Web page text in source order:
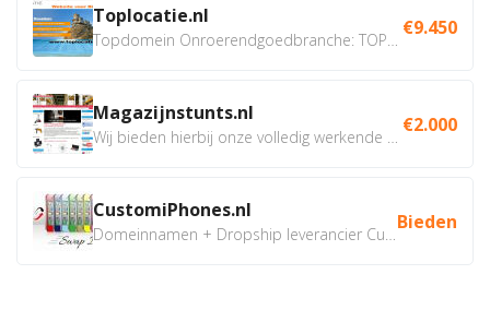
Toplocatie.nl €9.450
Magazijnstunts.nl €2.000
CustomiPhones.nl Bieden